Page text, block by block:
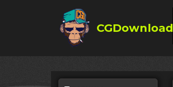
CGDownload